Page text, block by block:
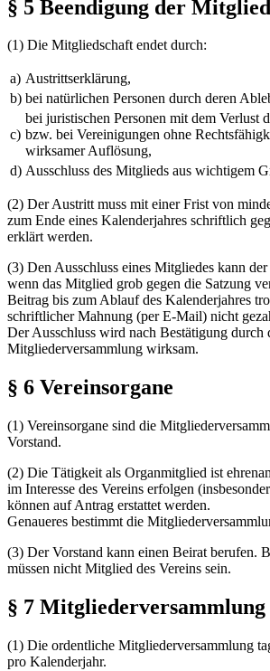
§ 5 Beendigung der
(1) Die Mitgliedschaft endet durch:
a) Austrittserklärung,
b) bei natürlichen Personen durch deren
c)
bei juristischen Personen mit dem Verlust
bzw. bei Vereinigungen ohne
wirksamer Auflösung,
d) Ausschluss des Mitglieds aus wichtigem
(2) Der Austritt muss mit einer Frist von
zum Ende eines Kalenderjahres schriftlich
erklärt werden.
(3) Den Ausschluss eines Mitgliedes kann
wenn das Mitglied grob gegen die Satzung
Beitrag bis zum Ablauf des Kalenderjahres
schriftlicher Mahnung (per E-Mail) nicht
Der Ausschluss wird nach Bestätigung durch
Mitgliederversammlung wirksam.
§ 6 Vereinsorgane
(1) Vereinsorgane sind die
Vorstand.
(2) Die Tätigkeit als Organmitglied ist
im Interesse des Vereins erfolgen
können auf Antrag erstattet werden.
Genaueres bestimmt die
(3) Der Vorstand kann einen Beirat berufen.
müssen nicht Mitglied des Vereins sein.
§ 7 Mitgliederversammlung
(1) Die ordentliche Mitgliederversammlung
pro Kalenderjahr.